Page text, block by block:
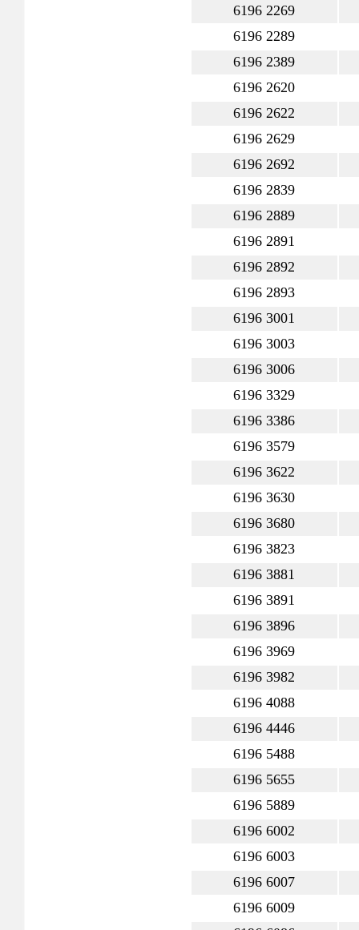
6196 2269
6196 2289
6196 2389
6196 2620
6196 2622
6196 2629
6196 2692
6196 2839
6196 2889
6196 2891
6196 2892
6196 2893
6196 3001
6196 3003
6196 3006
6196 3329
6196 3386
6196 3579
6196 3622
6196 3630
6196 3680
6196 3823
6196 3881
6196 3891
6196 3896
6196 3969
6196 3982
6196 4088
6196 4446
6196 5488
6196 5655
6196 5889
6196 6002
6196 6003
6196 6007
6196 6009